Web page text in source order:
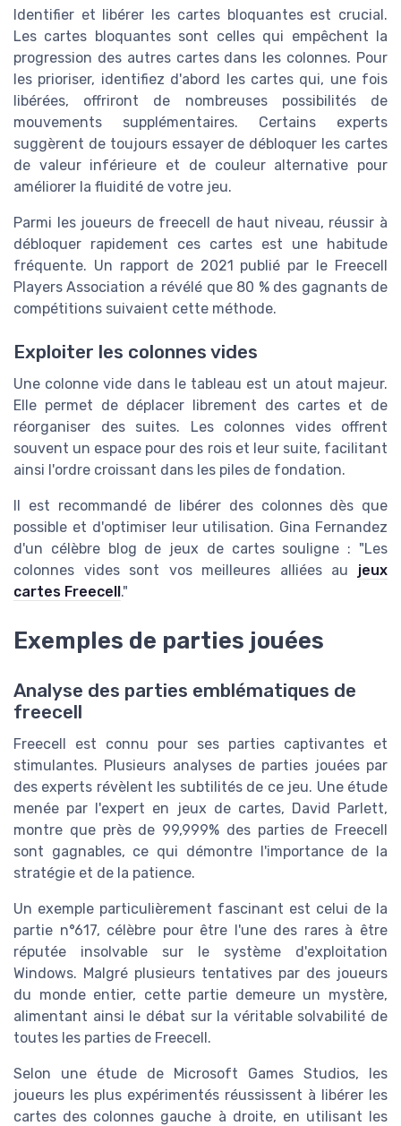
Identifier et libérer les cartes bloquantes est crucial.
Les cartes bloquantes sont celles qui empêchent la
progression des autres cartes dans les colonnes. Pour
les prioriser, identifiez d'abord les cartes qui, une fois
libérées, offriront de nombreuses possibilités de
mouvements supplémentaires. Certains experts
suggèrent de toujours essayer de débloquer les cartes
de valeur inférieure et de couleur alternative pour
améliorer la fluidité de votre jeu.
Parmi les joueurs de freecell de haut niveau, réussir à
débloquer rapidement ces cartes est une habitude
fréquente. Un rapport de 2021 publié par le Freecell
Players Association a révélé que 80 % des gagnants de
compétitions suivaient cette méthode.
Exploiter les colonnes vides
Une colonne vide dans le tableau est un atout majeur.
Elle permet de déplacer librement des cartes et de
réorganiser des suites. Les colonnes vides offrent
souvent un espace pour des rois et leur suite, facilitant
ainsi l'ordre croissant dans les piles de fondation.
Il est recommandé de libérer des colonnes dès que
possible et d'optimiser leur utilisation. Gina Fernandez
d'un célèbre blog de jeux de cartes souligne : "Les
colonnes vides sont vos meilleures alliées au jeux
cartes Freecell ."
Exemples de parties jouées
Analyse des parties emblématiques de
freecell
Freecell est connu pour ses parties captivantes et
stimulantes. Plusieurs analyses de parties jouées par
des experts révèlent les subtilités de ce jeu. Une étude
menée par l'expert en jeux de cartes, David Parlett,
montre que près de 99,999% des parties de Freecell
sont gagnables, ce qui démontre l'importance de la
stratégie et de la patience.
Un exemple particulièrement fascinant est celui de la
partie n°617, célèbre pour être l'une des rares à être
réputée insolvable sur le système d'exploitation
Windows. Malgré plusieurs tentatives par des joueurs
du monde entier, cette partie demeure un mystère,
alimentant ainsi le débat sur la véritable solvabilité de
toutes les parties de Freecell.
Selon une étude de Microsoft Games Studios, les
joueurs les plus expérimentés réussissent à libérer les
cartes des colonnes gauche à droite, en utilisant les